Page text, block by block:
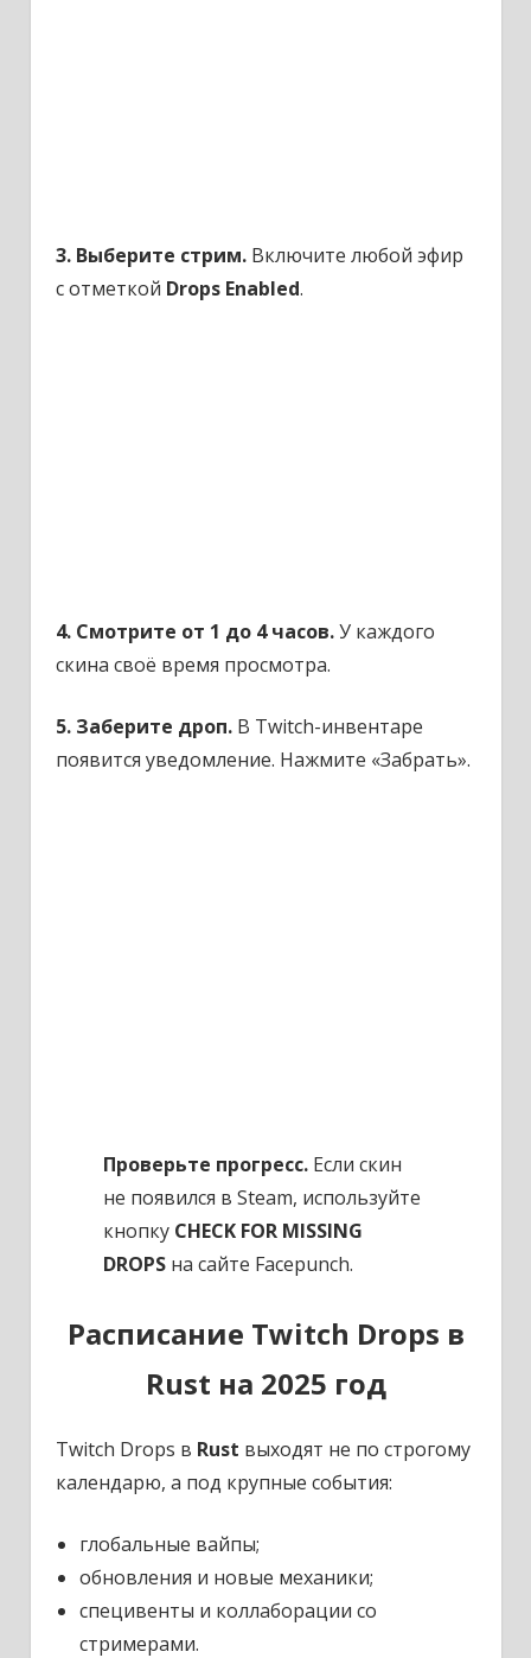
3. Выберите стрим. Включите любой эфир
с отметкой Drops Enabled.
4. Смотрите от 1 до 4 часов.У каждого
скина своё время просмотра.
5. Заберите дроп. В Twitch-инвентаре
появится уведомление. Нажмите «Забрать».
Проверьте прогресс. Если скин
не появился в Steam, используйте
кнопку CHECK FOR MISSING
DROPSна сайте Facepunch.
Расписание Twitch Drops в
Rust на 2025 год
Twitch Drops в Rust выходят не по строгому
календарю, а под крупные события:
глобальные вайпы;
обновления и новые механики;
специвенты и коллаборации со
стримерами.